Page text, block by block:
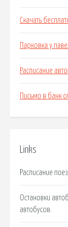
Скачать
Парковка у
Расписание
Письмо в банк
Links
Расписание
Остановки
автобусов.